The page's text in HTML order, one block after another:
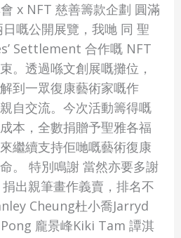
x NFT 慈善籌款企劃 圓滿
嘅公開展覽，我哋 同 聖
Settlement 合作嘅 NFT
。透過喺文創展嘅攤位，
到一眾復康藝術家嘅作
自交流。今次活動籌得嘅
本，全數捐贈予聖雅各福
繼續支持佢哋嘅藝術復康
。 特別鳴謝 當然亦要多謝
出親筆畫作義賣，排名不
Cheung杜小喬Jarryd
龐景峰Kiki Tam 譚淇